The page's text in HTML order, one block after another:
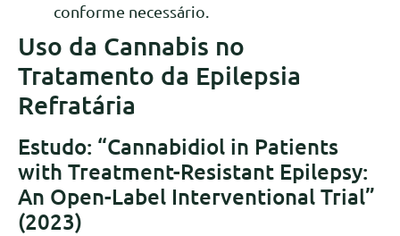
conforme necessário.
Uso da Cannabis no
Tratamento da Epilepsia
Refratária
Estudo: “Cannabidiol in Patients
with Treatment-Resistant Epilepsy:
An Open-Label Interventional Trial”
(2023)